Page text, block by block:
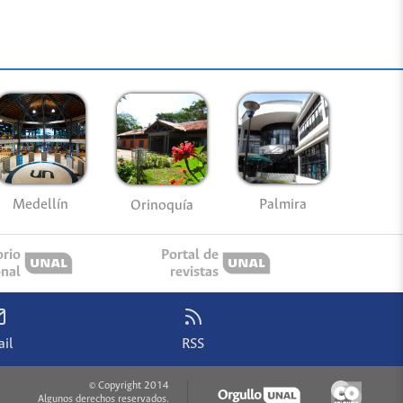
Medellín Orinoquía Palmira
Portal de
revistas
RSS
© Copyright 2014
Algunos derechos reservados.